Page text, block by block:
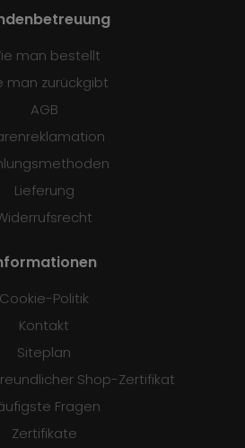
man bestellt
man zurückgibt
AGB
Lieferung
Cookie-Politik
Kontakt
Siteplan
Shop-Zertifikat
Fragen
Zertifikate